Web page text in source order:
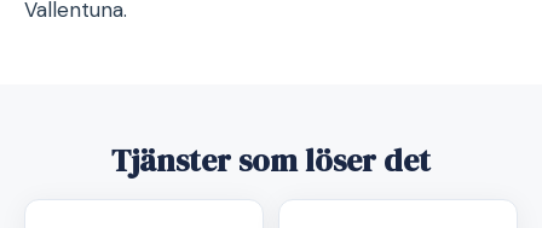
Vallentuna.
Tjänster som löser det